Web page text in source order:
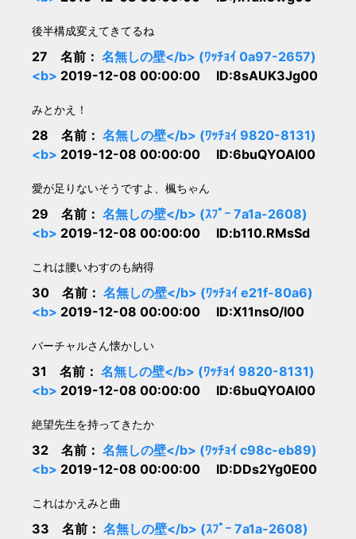
後半構成変えてきてるね
27 名前： 名無しの壁</b> (ﾜｯﾁｮｲ 0a97-2657)
<b> 2019-12-08 00:00:00 ID:8sAUK3Jg00
みとかえ！
28 名前： 名無しの壁</b> (ﾜｯﾁｮｲ 9820-8131)
<b> 2019-12-08 00:00:00 ID:6buQYOAI00
愛が足りないそうですよ、楓ちゃん
29 名前： 名無しの壁</b> (ｽﾌﾟｰ 7a1a-2608)
<b> 2019-12-08 00:00:00 ID:b110.RMsSd
これは腰いわすのも納得
30 名前： 名無しの壁</b> (ﾜｯﾁｮｲ e21f-80a6)
<b> 2019-12-08 00:00:00 ID:X11nsO/I00
バーチャルさん懐かしい
31 名前： 名無しの壁</b> (ﾜｯﾁｮｲ 9820-8131)
<b> 2019-12-08 00:00:00 ID:6buQYOAI00
絶望先生を持ってきたか
32 名前： 名無しの壁</b> (ﾜｯﾁｮｲ c98c-eb89)
<b> 2019-12-08 00:00:00 ID:DDs2Yg0E00
これはかえみと曲
33 名前： 名無しの壁</b> (ｽﾌﾟｰ 7a1a-2608)